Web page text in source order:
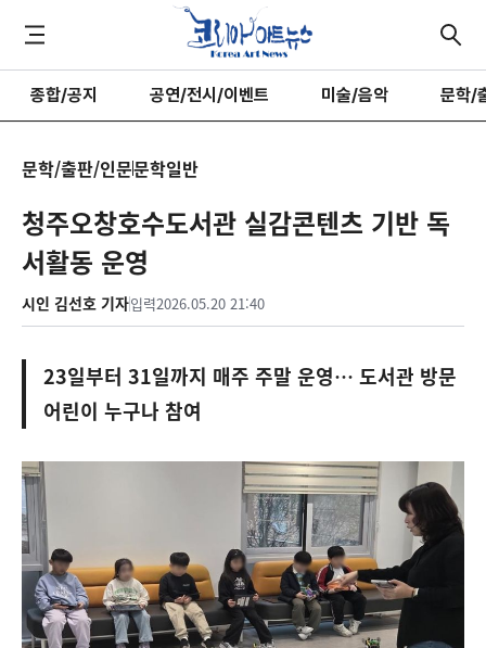
종합/공지 공연/전시/이벤트 미술/음악 문학/
문학/출판/인문문학일반
청주오창호수도서관 실감콘텐츠 기반 독
서활동 운영
시인 김선호 기자입력2026.05.20 21:40
23일부터 31일까지 매주 주말 운영… 도서관 방문
어린이 누구나 참여